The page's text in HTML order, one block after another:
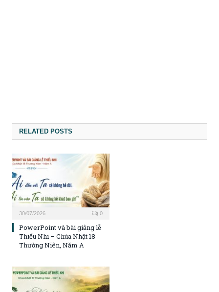
RELATED POSTS
30/07/2026 0
PowerPoint và bài giảng lễ
Thiếu Nhi – Chúa Nhật 18
Thường Niên, Năm A